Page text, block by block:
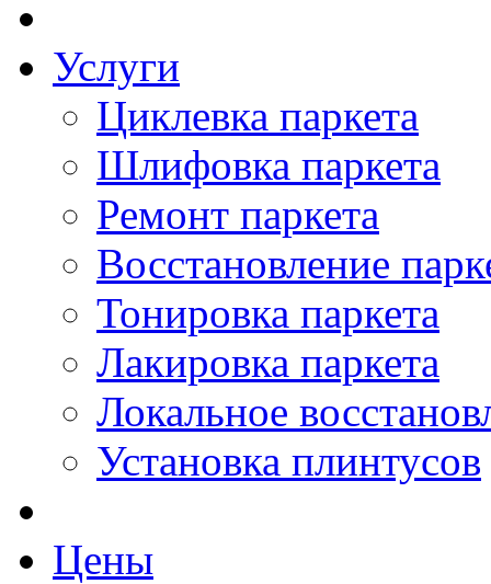
Услуги
Циклевка паркета
Шлифовка паркета
Ремонт паркета
Восстановление
Тонировка паркета
Лакировка паркета
Локальное
Установка плинтусов
Цены